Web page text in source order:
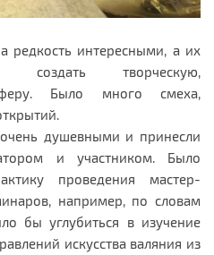
редкость интересными, а их
создать творческую,
Было много смеха,
душевными и принесли
и участником. Было
проведения мастер-
например, по словам
бы углубиться в изучение
искусства валяния из